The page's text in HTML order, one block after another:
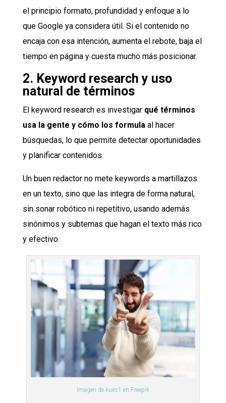
el principio formato, profundidad y enfoque a lo
que Google ya considera útil. Si el contenido no
encaja con esa intención, aumenta el rebote, baja el
tiempo en página y cuesta mucho más posicionar.
2. Keyword research y uso
natural de términos
El keyword research es investigarqué términos
usa la gente y cómo los formula al hacer
búsquedas, lo que permite detectar oportunidades
y planificar contenidos.
Un buen redactor no mete keywords a martillazos
en un texto, sino que las integra de forma natural,
sin sonar robótico ni repetitivo, usando además
sinónimos y subtemas que hagan el texto más rico
y efectivo.
Imagen de kues1 en Freepik